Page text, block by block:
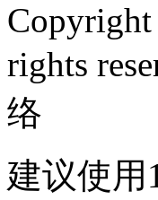
rights
络
建议使